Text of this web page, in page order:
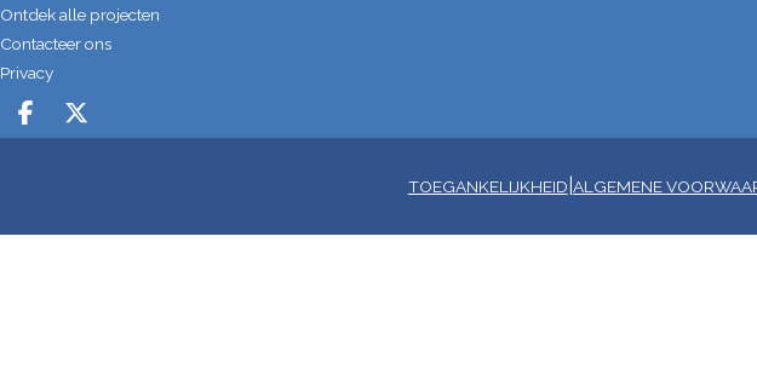
Ontdek alle projecten
Contacteer ons
Privacy
Deel op facebook
Deel op X
TOEGANKELIJKHEID ALGEMENE